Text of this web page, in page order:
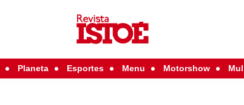
Planeta Esportes Menu Motorshow